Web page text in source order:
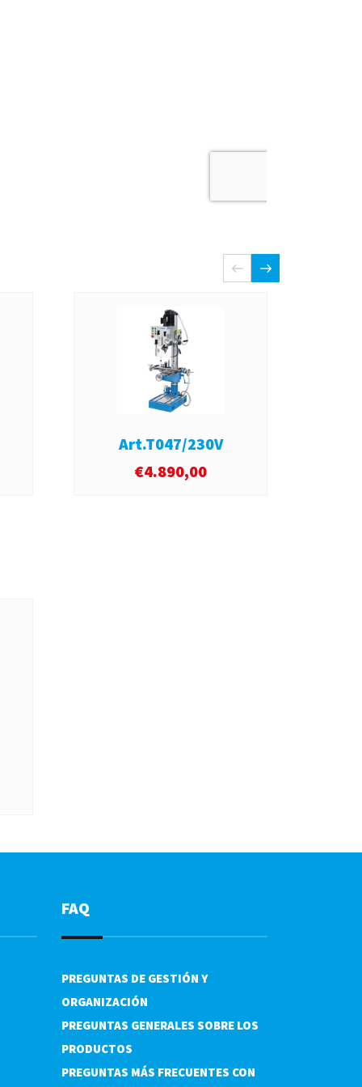
Art.T047/230V
€4.890,00
FAQ
PREGUNTAS DE GESTIÓN Y
ORGANIZACIÓN
PREGUNTAS GENERALES SOBRE LOS
PRODUCTOS
PREGUNTAS MÁS FRECUENTES CON